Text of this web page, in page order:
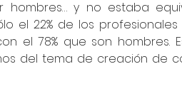
y no estaba
el 22% de los
el 78% que son
del tema de creación de